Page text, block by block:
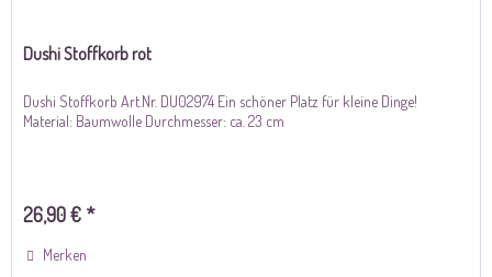
Dushi Stoffkorb rot
Dushi Stoffkorb Art.Nr. DU02974 Ein schöner Platz für kleine Dinge!
Material: Baumwolle Durchmesser: ca. 23 cm
26,90 € *
Merken